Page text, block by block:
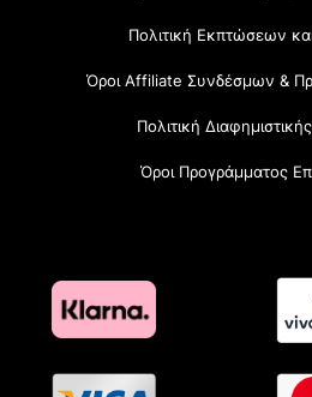
Πολιτική Εκπτώσεων
Όροι Affiliate Συνδέσμων &
Πολιτική
Όροι Προγράμματος